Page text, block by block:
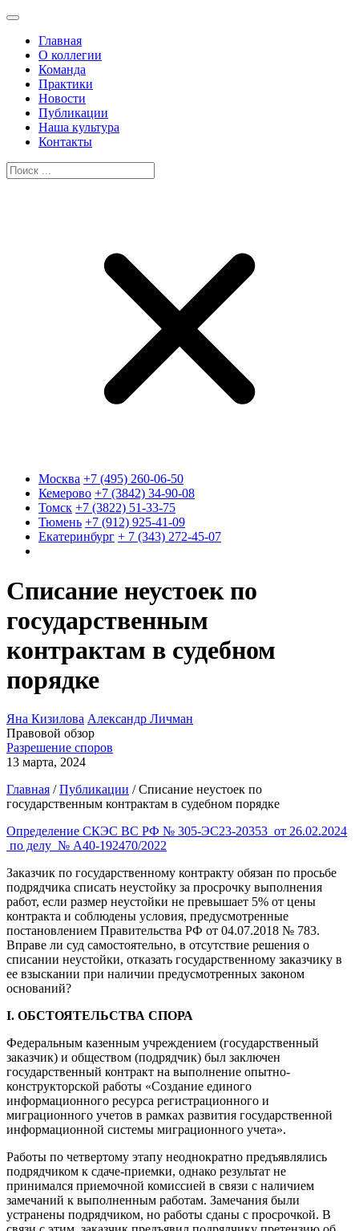
Главная
О коллегии
Команда
Практики
Новости
Публикации
Наша культура
Контакты
Москва +7 (495) 260-06-50
Кемерово +7 (3842) 34-90-08
Томск +7 (3822) 51-33-75
Тюмень +7 (912) 925-41-09
Екатеринбург + 7 (343) 272-45-07
Списание неустоек по
государственным
контрактам в судебном
порядке
Яна Кизилова Александр Личман
Правовой обзор
Разрешение споров
13 марта, 2024
Главная /Публикации /Списание неустоек по
государственным контрактам в судебном порядке
Определение СКЭС ВС РФ № 305-ЭС23-20353 от 26.02.2024
по делу № А40-192470/2022
Заказчик по государственному контракту обязан по просьбе
подрядчика списать неустойку за просрочку выполнения
работ, если размер неустойки не превышает 5% от цены
контракта и соблюдены условия, предусмотренные
постановлением Правительства РФ от 04.07.2018 № 783.
Вправе ли суд самостоятельно, в отсутствие решения о
списании неустойки, отказать государственному заказчику в
ее взыскании при наличии предусмотренных законом
оснований?
I. ОБСТОЯТЕЛЬСТВА СПОРА
Федеральным казенным учреждением (государственный
заказчик) и обществом (подрядчик) был заключен
государственный контракт на выполнение опытно-
конструкторской работы «Создание единого
информационного ресурса регистрационного и
миграционного учетов в рамках развития государственной
информационной системы миграционного учета».
Работы по четвертому этапу неоднократно предъявлялись
подрядчиком к сдаче-приемки, однако результат не
принимался приемочной комиссией в связи с наличием
замечаний к выполненным работам. Замечания были
устранены подрядчиком, но работы сданы с просрочкой. В